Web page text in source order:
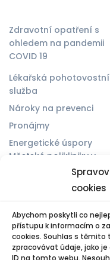
cookies
Abychom poskytli co
přístupu k informacím o
cookies. Souhlas s
zpracovávat údaje, jako
ID na tomto webu.
Zdravotní opatření s
ohledem na pandemii
COVID 19
Lékařská pohotovostní
služba
Nároky na prevenci
Pronájmy
Energetické úspory
Městské polikliniky v
© 2025 Všechna